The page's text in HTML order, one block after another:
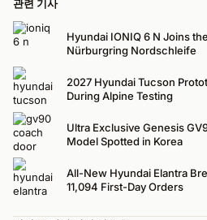
관련 기사
Hyundai IONIQ 6 N Joins
Nürburgring Nordschleife
2027 Hyundai Tucson
During Alpine Testing
Ultra Exclusive Genesis
Model Spotted in Korea
All-New Hyundai Elantra
11,094 First-Day Orders